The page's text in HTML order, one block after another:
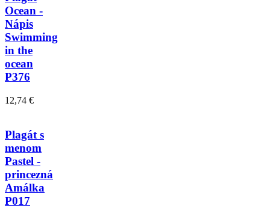
Ocean -
Nápis
Swimming
in the
ocean
P376
12,74 €
Plagát s
menom
Pastel -
princezná
Amálka
P017